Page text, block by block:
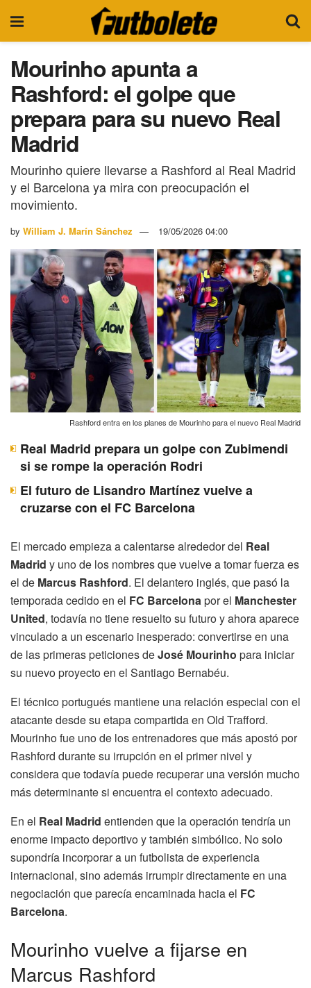
Mourinho apunta a
Rashford: el golpe que
prepara para su nuevo Real
Madrid
Mourinho quiere llevarse a Rashford al Real Madrid
y el Barcelona ya mira con preocupación el
movimiento.
by William J. Marín Sánchez 19/05/2026 04:00
Rashford entra en los planes de Mourinho para el nuevo Real Madrid
Real Madrid prepara un golpe con Zubimendi
si se rompe la operación Rodri
El futuro de Lisandro Martínez vuelve a
cruzarse con el FC Barcelona
El mercado empieza a calentarse alrededor del Real
Madrid y uno de los nombres que vuelve a tomar fuerza es
el de Marcus Rashford. El delantero inglés, que pasó la
temporada cedido en el FC Barcelonapor el Manchester
United, todavía no tiene resuelto su futuro y ahora aparece
vinculado a un escenario inesperado: convertirse en una
de las primeras peticiones deJosé Mourinho para iniciar
su nuevo proyecto en el Santiago Bernabéu.
El técnico portugués mantiene una relación especial con el
atacante desde su etapa compartida en Old Trafford.
Mourinho fue uno de los entrenadores que más apostó por
Rashford durante su irrupción en el primer nivel y
considera que todavía puede recuperar una versión mucho
más determinante si encuentra el contexto adecuado.
En el Real Madrid entienden que la operación tendría un
enorme impacto deportivo y también simbólico. No solo
supondría incorporar a un futbolista de experiencia
internacional, sino además irrumpir directamente en una
negociación que parecía encaminada hacia el FC
Barcelona.
Mourinho vuelve a fijarse en
Marcus Rashford